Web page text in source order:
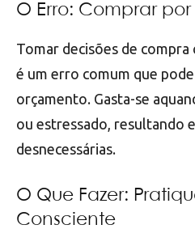
O Erro: Comprar por
Tomar decisões de compra
é um erro comum que
orçamento. Gasta-se
ou estressado, resultando
desnecessárias.
O Que Fazer:
Consciente